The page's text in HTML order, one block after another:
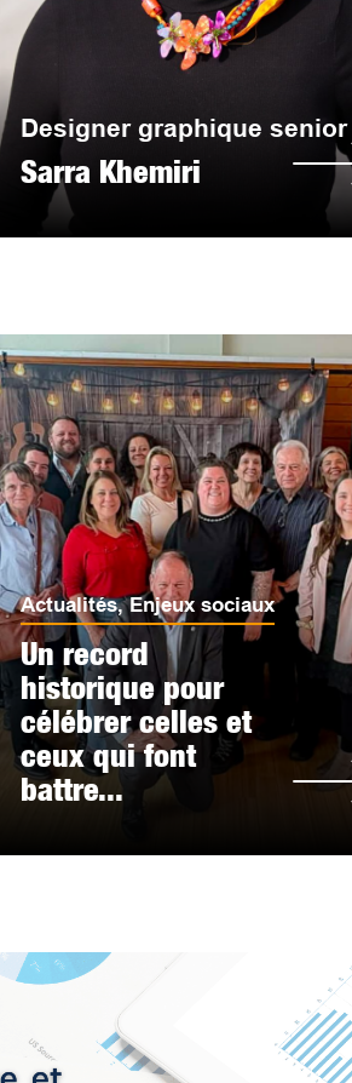
Designer graphique senior
Sarra Khemiri
Actualités,Enjeux sociaux
Un record
historique pour
célébrer celles et
ceux qui font
battre...